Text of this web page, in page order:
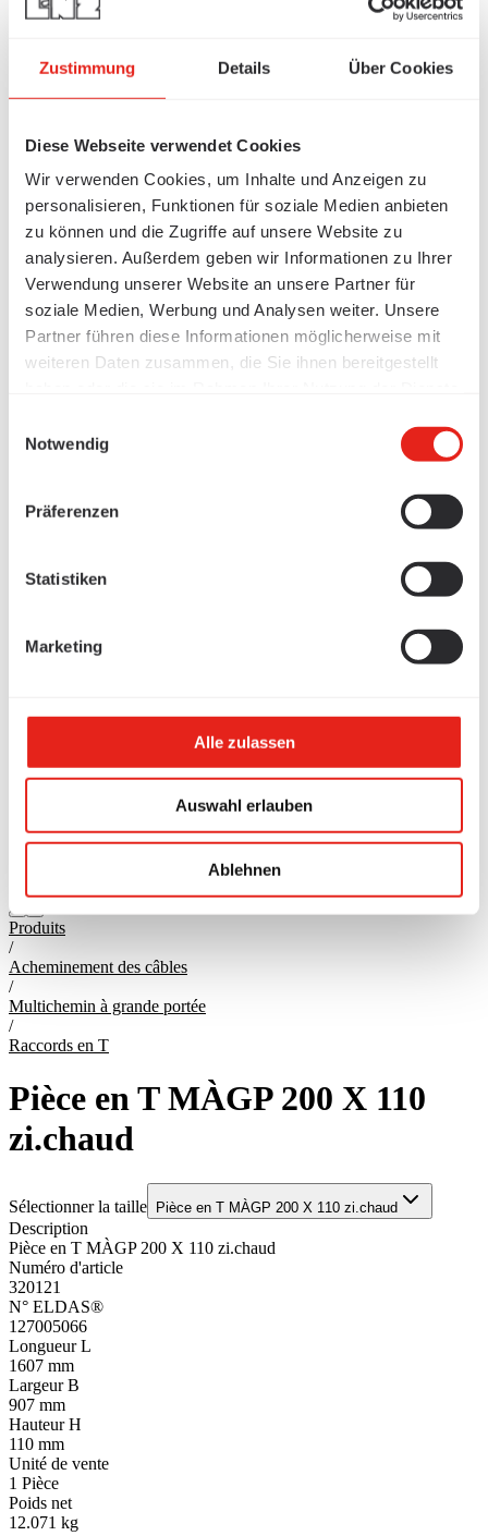
Zustimmung Details Über Cookies
Diese Webseite verwendet Cookies
Wir verwenden Cookies, um Inhalte und Anzeigen zu
personalisieren, Funktionen für soziale Medien anbieten
zu können und die Zugriffe auf unsere Website zu
analysieren. Außerdem geben wir Informationen zu Ihrer
Verwendung unserer Website an unsere Partner für
soziale Medien, Werbung und Analysen weiter. Unsere
Partner führen diese Informationen möglicherweise mit
weiteren Daten zusammen, die Sie ihnen bereitgestellt
Notwendig
Präferenzen
Statistiken
Marketing
Alle zulassen
Auswahl erlauben
Ablehnen
Produits
/
Acheminement des câbles
/
Multichemin à grande portée
/
Raccords en T
Pièce en T MÀGP 200 X 110
zi.chaud
Sélectionner la taille Pièce en T MÀGP 200 X 110 zi.chaud
Description
Pièce en T MÀGP 200 X 110 zi.chaud
Numéro d'article
320121
N° ELDAS®
127005066
Longueur L
1607 mm
Largeur B
907 mm
Hauteur H
110 mm
Unité de vente
1 Pièce
Poids net
12.071 kg